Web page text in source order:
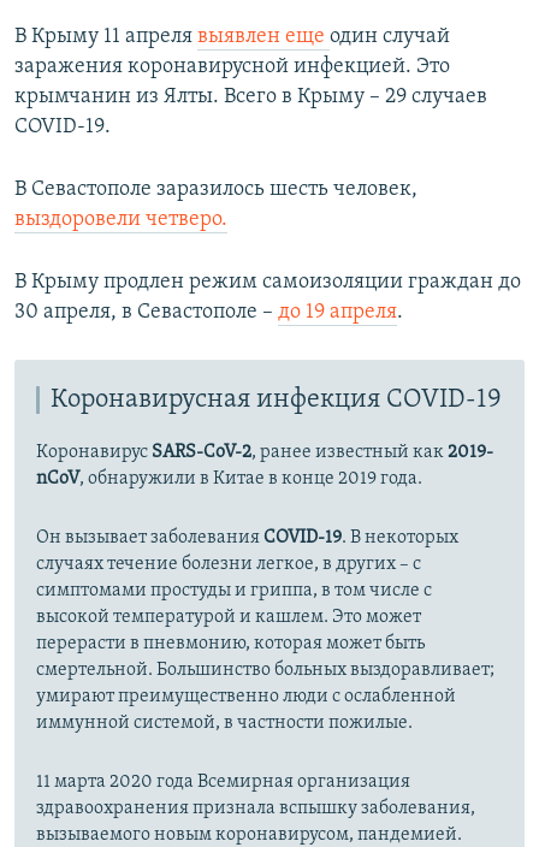
В Крыму 11 апреля выявлен еще один случай
заражения коронавирусной инфекцией. Это
крымчанин из Ялты. Всего в Крыму – 29 случаев
COVID-19.
В Севастополе заразилось шесть человек,
выздоровели четверо.
В Крыму продлен режим самоизоляции граждан до
30 апреля, в Севастополе – до 19 апреля.
Коронавирусная инфекция COVID-19
Коронавирус SARS-CoV-2, ранее известный как2019-
nCoV, обнаружили в Китае в конце 2019 года.
Он вызывает заболеванияCOVID-19. В некоторых
случаях течение болезни легкое, в других – с
симптомами простуды и гриппа, в том числе с
высокой температурой и кашлем. Это может
перерасти в пневмонию, которая может быть
смертельной. Большинство больных выздоравливает;
умирают преимущественно люди с ослабленной
иммунной системой, в частности пожилые.
11 марта 2020 года Всемирная организация
здравоохранения признала вспышку заболевания,
вызываемого новым коронавирусом, пандемией.